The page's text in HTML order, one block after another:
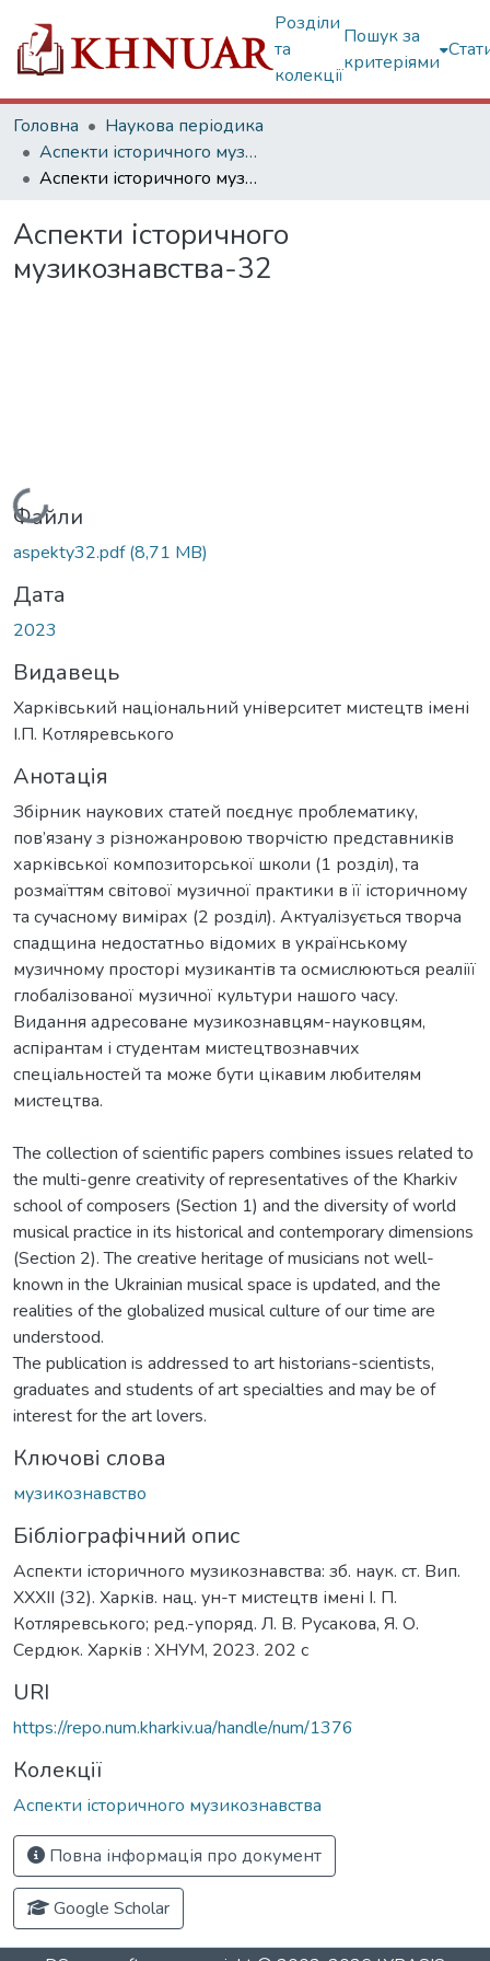
Розділи
та
колекції
Пошук за
критеріями
Головна
Наукова періодика
Аспекти історичного музикознавства
Аспекти історичного музикознавства-32
Аспекти історичного
музикознавства-32
Вантажиться...
Файли
aspekty32.pdf(8,71 MB)
Дата
2023
Видавець
Харківський національний університет мистецтв імені
І.П. Котляревського
Анотація
Збірник наукових статей поєднує проблематику,
пов’язану з різножанровою творчістю представників
харківської композиторської школи (1 розділ), та
розмаїттям світової музичної практики в її історичному
та сучасному вимірах (2 розділ). Актуалізується творча
спадщина недостатньо відомих в українському
музичному просторі музикантів та осмислюються реаліїї
глобалізованої музичної культури нашого часу.
Видання адресоване музикознавцям-науковцям,
аспірантам і студентам мистецтвознавчих
спеціальностей та може бути цікавим любителям
мистецтва.
The collection of scientific papers combines issues related to
the multi-genre creativity of representatives of the Kharkiv
school of composers (Section 1) and the diversity of world
musical practice in its historical and contemporary dimensions
(Section 2). The creative heritage of musicians not well-
known in the Ukrainian musical space is updated, and the
realities of the globalized musical culture of our time are
understood.
The publication is addressed to art historians-scientists,
graduates and students of art specialties and may be of
interest for the art lovers.
Ключові слова
музикознавство
Бібліографічний опис
Аспекти історичного музикознавства: зб. наук. ст. Вип.
XXXІI (32). Харків. нац. ун-т мистецтв імені І. П.
Котляревського; ред.-упоряд. Л. В. Русакова, Я. О.
Сердюк. Харків : ХНУМ, 2023. 202 с
URI
https://repo.num.kharkiv.ua/handle/num/1376
Колекції
Аспекти історичного музикознавства
Повна інформація про документ
Google Scholar